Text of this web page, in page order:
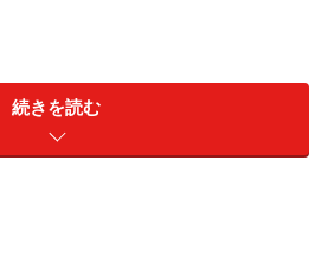
続きを読む